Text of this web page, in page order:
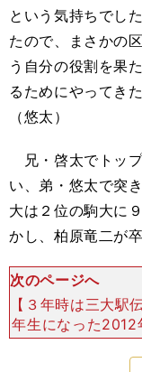
という気持ちでし
たので、まさかの
う自分の役割を果
るためにやってき
（悠太）
兄・啓太でトッ
い、弟・悠太で突
大は２位の駒大に
かし、柏原竜二が
次のページへ
【３年時は三大
年生になった2012
0ｍは啓太が２位
ツーを飾る。出雲